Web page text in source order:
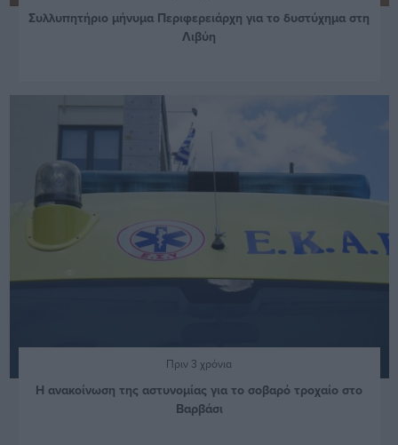
Συλλυπητήριο μήνυμα Περιφερειάρχη για το δυστύχημα στη
Λιβύη
Πριν 3 χρόνια
Η ανακοίνωση της αστυνομίας για το σοβαρό τροχαίο στο
Βαρβάσι